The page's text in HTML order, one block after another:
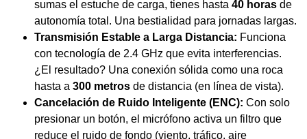
sumas el estuche de carga, tienes hasta 40 horas de
autonomía total. Una bestialidad para jornadas largas.
Transmisión Estable a Larga Distancia: Funciona
con tecnología de 2.4 GHz que evita interferencias.
¿El resultado? Una conexión sólida como una roca
hasta a 300 metros de distancia (en línea de vista).
Cancelación de Ruido Inteligente (ENC): Con solo
presionar un botón, el micrófono activa un filtro que
reduce el ruido de fondo (viento, tráfico, aire